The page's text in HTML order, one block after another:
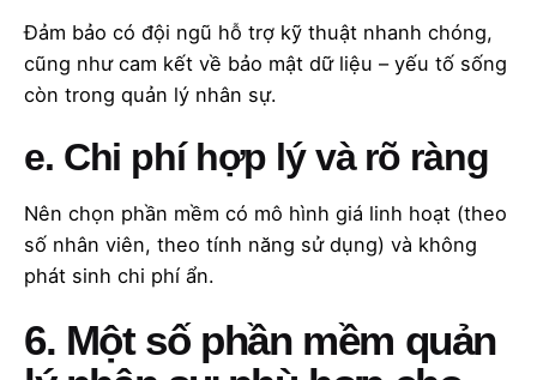
Đảm bảo có đội ngũ hỗ trợ kỹ thuật nhanh chóng,
cũng như cam kết về bảo mật dữ liệu – yếu tố sống
còn trong quản lý nhân sự.
e. Chi phí hợp lý và rõ ràng
Nên chọn phần mềm có mô hình giá linh hoạt (theo
số nhân viên, theo tính năng sử dụng) và không
phát sinh chi phí ẩn.
6. Một số phần mềm quản